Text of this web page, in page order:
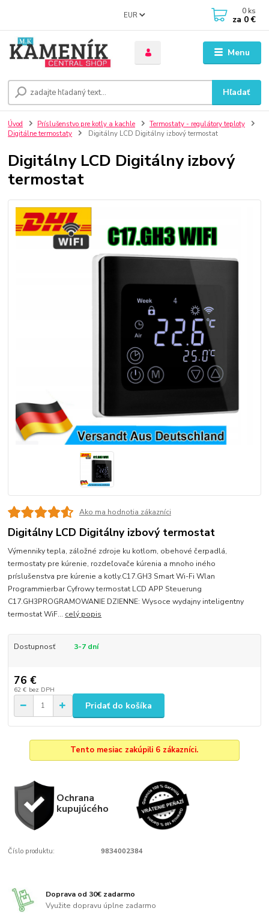
Menu
EUR
Hľadať
0 ks
za 0 €
Úvod Príslušenstvo pre kotly a kachle
Termostaty - regulátory teploty
Digitálne termostaty
Digitálny LCD Digitálny izbový termostat
Digitálny LCD Digitálny izbový
termostat
Ako ma hodnotia zákazníci
Digitálny LCD Digitálny izbový termostat
Výmenniky tepla, záložné zdroje ku kotlom, obehové čerpadlá,
termostaty pre kúrenie, rozdeľovače kúrenia a mnoho iného
príslušenstva pre kúrenie a kotly.C17.GH3 Smart Wi-Fi Wlan
Programmierbar Cyfrowy termostat LCD APP Steuerung
C17.GH3PROGRAMOWANIE DZIENNE: Wysoce wydajny inteligentny
termostat WiF... celý popis
Dostupnosť 3-7 dní
76 €
62 € bez DPH
Pridať do košíka
Tento mesiac zakúpili 6 zákazníci.
Ochrana
kupujúcého
Číslo produktu: 9834002384
Doprava od 30€ zadarmo
Využite dopravu úplne zadarmo